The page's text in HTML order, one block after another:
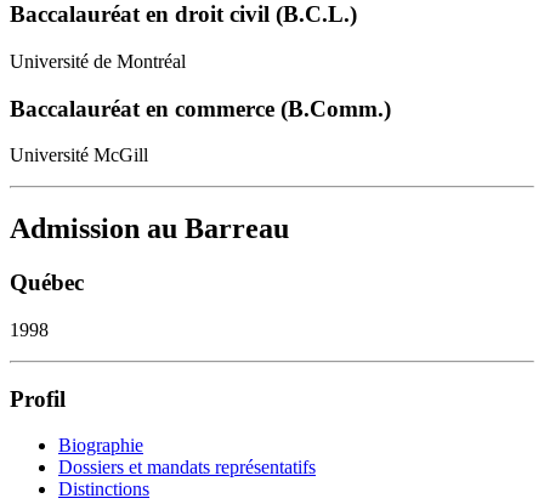
Baccalauréat en droit civil (B.C.L.)
Université de Montréal
Baccalauréat en commerce (B.Comm.)
Université McGill
Admission au Barreau
Québec
1998
Profil
Biographie
Dossiers et mandats représentatifs
Distinctions